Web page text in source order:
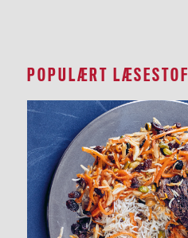
POPULÆRT LÆSESTOF